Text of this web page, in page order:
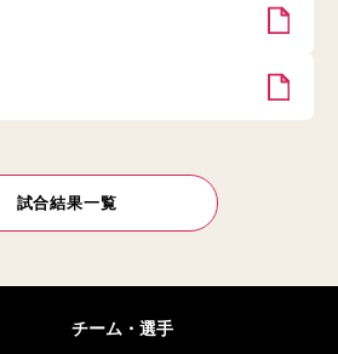
試合結果一覧
チーム・選手